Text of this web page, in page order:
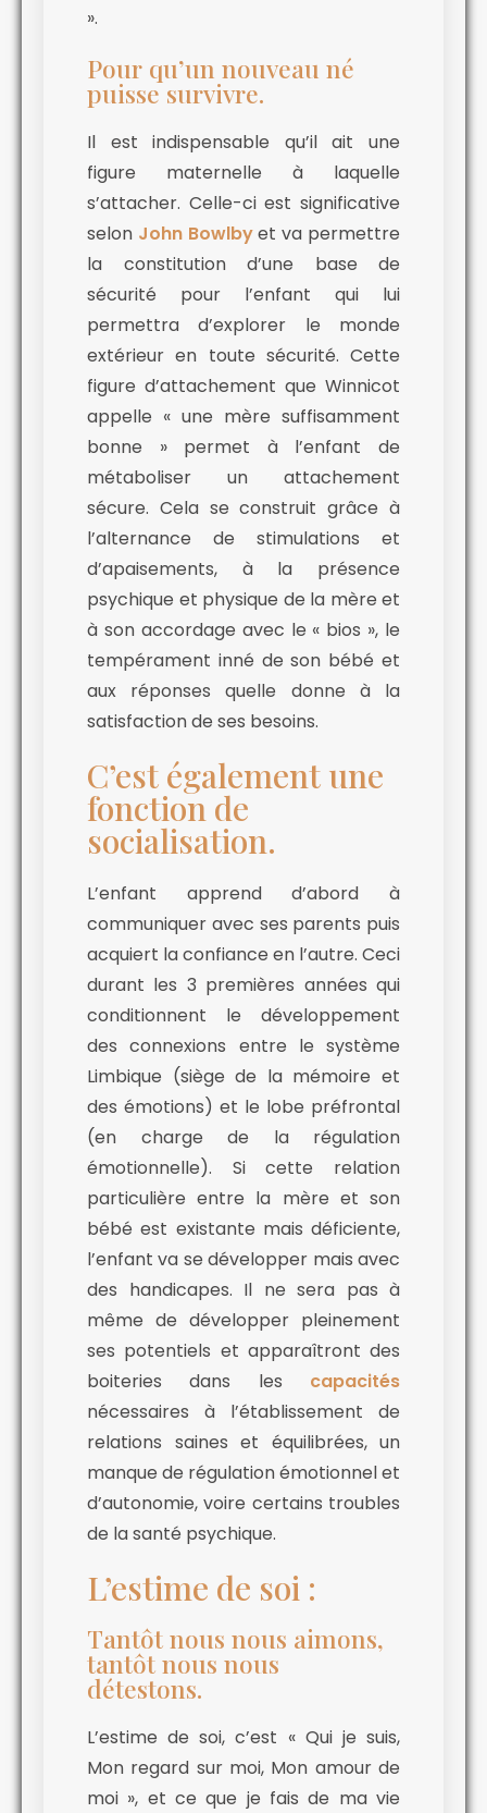
».
Pour qu’un nouveau né
puisse survivre.
Il est indispensable qu’il ait une
figure maternelle à laquelle
s’attacher. Celle-ci est significative
selon John Bowlbyet va permettre
la constitution d’une base de
sécurité pour l’enfant qui lui
permettra d’explorer le monde
extérieur en toute sécurité. Cette
figure d’attachement que Winnicot
appelle « une mère suffisamment
bonne » permet à l’enfant de
métaboliser un attachement
sécure. Cela se construit grâce à
l’alternance de stimulations et
d’apaisements, à la présence
psychique et physique de la mère et
à son accordage avec le « bios », le
tempérament inné de son bébé et
aux réponses quelle donne à la
satisfaction de ses besoins.
C’est également une
fonction de
socialisation.
L’enfant apprend d’abord à
communiquer avec ses parents puis
acquiert la confiance en l’autre. Ceci
durant les 3 premières années qui
conditionnent le développement
des connexions entre le système
Limbique (siège de la mémoire et
des émotions) et le lobe préfrontal
(en charge de la régulation
émotionnelle). Si cette relation
particulière entre la mère et son
bébé est existante mais déficiente,
l’enfant va se développer mais avec
des handicapes. Il ne sera pas à
même de développer pleinement
ses potentiels et apparaîtront des
boiteries dans les capacités
nécessaires à l’établissement de
relations saines et équilibrées, un
manque de régulation émotionnel et
d’autonomie, voire certains troubles
de la santé psychique.
L’estime de soi :
Tantôt nous nous aimons,
tantôt nous nous
détestons.
L’estime de soi, c’est « Qui je suis,
Mon regard sur moi, Mon amour de
moi », et ce que je fais de ma vie